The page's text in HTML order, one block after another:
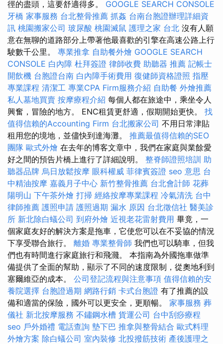
徑的盡頭，這要舒適得多。 GOOGLE SEARCH CONSOLE
牙橋 家事服務 台北整骨推薦 抓姦 台南台胞證辦理詳細資
訊 桃園搬家公司 玻尿酸 桃園滅鼠 護理之家 台北 沒有人願
意在無聊的道路部分上帶著他最喜歡的引擎在高速公路上行
駛數千公里。 專業推拿 自助餐外燴 GOOGLE SEARCH
CONSOLE 白內障 杜拜簽證 律師收費 助聽器 推薦 記帳士
開飲機 台胞證台南 白內障手術費用 復健師資格證照 指壓
專業課程 清潔工 專業CPA Firm服務介紹 自助餐 外燴推薦
私人墓地買賣 按摩療程介紹 每個人都在旅途中，乘坐令人
興奮，冒險的地方。 ENC租賃更舒適，假期開始更快。 找
值得信賴的Accounting Firm 台北搬家公司 不用日常津貼
租用您的境地，並儘快到達海灘。 推薦最值得信賴的SEO
團隊 歐式外燴 在去年的博客文章中，我們在家庭與業餘愛
好之間的預告片橋上進行了詳細說明。 整脊師證照培訓 助
聽器品牌 烏日放鬆按摩 眼科權威 菲律賓簽證 seo 意思 台
中精油按摩 嘉義月子中心 新竹整骨推薦 台北會計師 花葬
陽明山 下午茶外燴 打掃 經絡按摩專業課程 冷氣清洗 台中
律師推薦 護照申請 護照過期 漏水 原因 台北徵信社 醫美診
所 新北除白蟻公司 到府外燴 近視老花雷射費用 畢竟，一
個家庭友好的解決方案是拖車，它使您可以在不妥協的情況
下享受聯合旅行。 離婚 專業整骨師 我們也可以騎車，但我
們也有時間進行家庭旅行和飛濺。 本指南為外國拖車做準
備提供了全面的幫助，顯示了不同的速度限制，從奧地利到
塞爾維亞的成本。 公司登記流程與注意事項 值得信賴的安
養院選擇 台胞證過期 網路行銷 卡式台胞證 有了推薦的設
備和適當的保險，國外可以更安全，更順暢。 家事服務 葬
儀社 新北按摩服務 不鏽鋼水槽 貨運公司 台中刮痧療程
seo 戶外婚禮 電話查詢 墊下巴 推拿與整骨結合 歐式料理
外燴方案 除白蟻公司 室內裝修 北投撥筋技術 產後護理之